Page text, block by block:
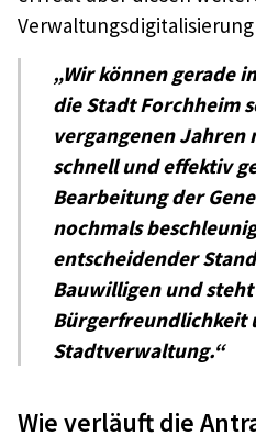
„Wir können gerade
die Stadt Forchheim
vergangenen Jahren
schnell und effektiv
Bearbeitung der
nochmals
entscheidender
Bauwilligen und
Bürgerfreundlichkeit
Stadtverwaltung.“
Wie verläuft die